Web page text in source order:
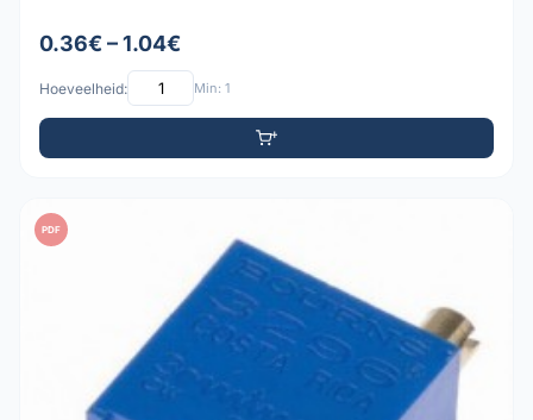
0.36€ – 1.04€
Hoeveelheid: Min: 1
PDF